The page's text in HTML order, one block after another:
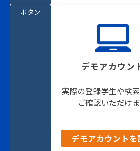
デモアカウン
実際の登録学生や検
ご確認いただけ
ボタン
デモアカウントを